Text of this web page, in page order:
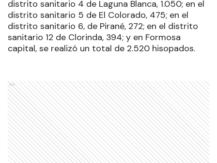
distrito sanitario 4 de Laguna Blanca, 1.050; en el
distrito sanitario 5 de El Colorado, 475; en el
distrito sanitario 6, de Pirané, 272; en el distrito
sanitario 12 de Clorinda, 394; y en Formosa
capital, se realizó un total de 2.520 hisopados.
Ads